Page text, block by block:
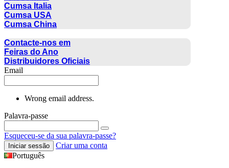
Cumsa Italia
Cumsa USA
Cumsa China
Contacte-nos em
Feiras do Ano
Distribuidores Oficiais
Email
Wrong email address.
Palavra-passe
Esqueceu-se da sua palavra-passe?
Iniciar sessão
Criar uma conta
Português